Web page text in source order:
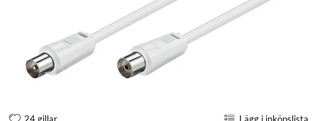
24 gillar Lägg i inköpslista